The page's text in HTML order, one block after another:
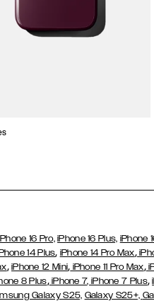
16 Pro, iPhone 16 Plus, iPhone
14 Plus, iPhone 14 Pro Max,
, iPhone 12 Mini, iPhone 11 Pro Max,
8 Plus,iPhone 7, iPhone 7 Plus,
Galaxy S25, Galaxy S25+,